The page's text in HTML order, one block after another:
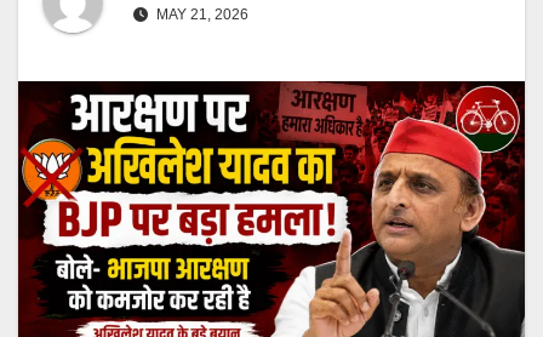
MAY 21, 2026